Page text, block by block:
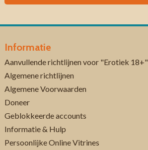
Informatie
Aanvullende richtlijnen voor "Erotiek 18+"
Algemene richtlijnen
Algemene Voorwaarden
Doneer
Geblokkeerde accounts
Informatie & Hulp
Persoonlijke Online Vitrines